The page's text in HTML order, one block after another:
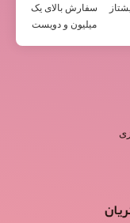
سفارش بالای یک
میلیون و دویست